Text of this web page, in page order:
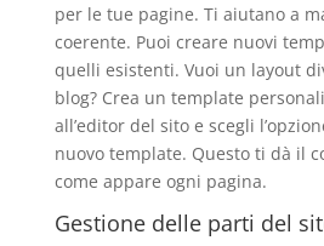
per le tue pagine. Ti aiutano a
coerente. Puoi creare nuovi
quelli esistenti. Vuoi un layout
blog? Crea un template
all’editor del sito e scegli
nuovo template. Questo ti dà il
come appare ogni pagina.
Gestione delle parti del